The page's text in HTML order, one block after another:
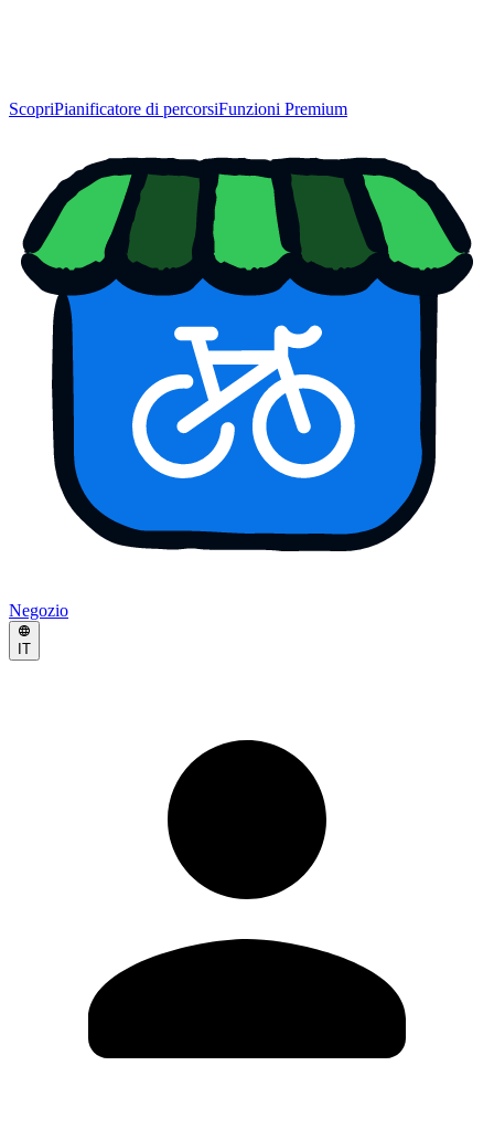
ScopriPianificatore di percorsiFunzioni Premium
Negozio
IT